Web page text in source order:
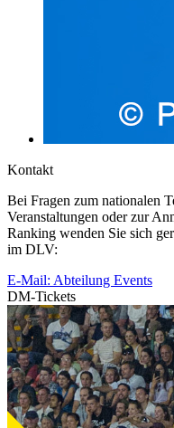
Kontakt
Bei Fragen zum nationalen
Veranstaltungen oder zur
Ranking wenden Sie sich
im DLV:
E-Mail: Abteilung Events
DM-Tickets